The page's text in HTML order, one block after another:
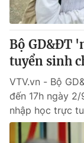
Bộ GD&ĐT
tuyển sinh
VTV.vn - Bộ
đến 17h ngày
nhập học trực